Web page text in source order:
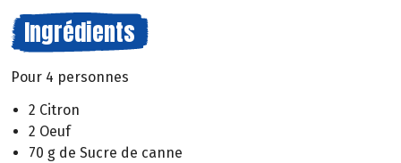
Ingrédients
Pour 4 personnes
2 Citron
2 Oeuf
70 g de Sucre de canne